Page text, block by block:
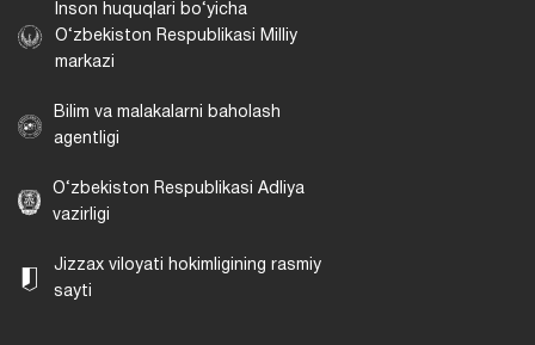
Inson huquqlari bo‘yicha
O‘zbekiston Respublikasi Milliy
markazi
Bilim va malakalarni baholash
agentligi
O‘zbekiston Respublikasi Adliya
vazirligi
Jizzax viloyati hokimligining rasmiy
sayti